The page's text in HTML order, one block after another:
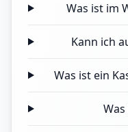
Was ist im
Kann ich
Was ist ein